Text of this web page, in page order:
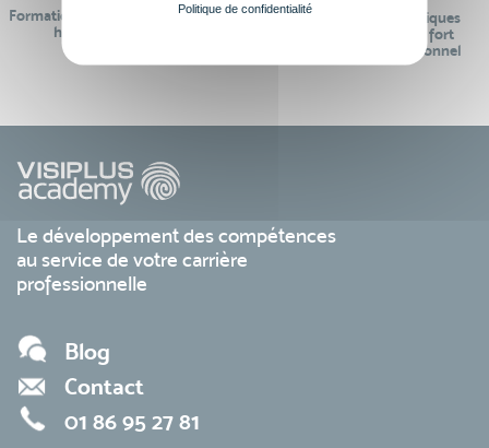
Formations réalisables pendant ou
hors temps de travail
Des contenus pédagogiques
« de pointe » et en lien fort
avec le monde professionnel
Le développement des compétences
au service de votre carrière
professionnelle
Blog
Contact
01 86 95 27 81
Politique de confidentialité